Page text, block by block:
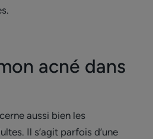
acné dans
aussi bien les
Il s’agit parfois d’une